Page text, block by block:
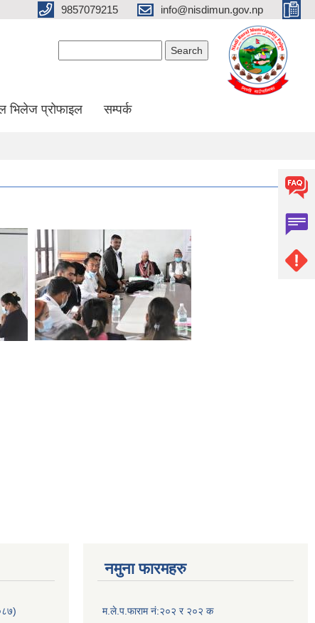
9857079215 info@nisdimun.gov.np
भिलेज प्रोफाइल सम्पर्क
नमुना फारमहरु
म.ले.प.फाराम नं:२०२ र २०२ क